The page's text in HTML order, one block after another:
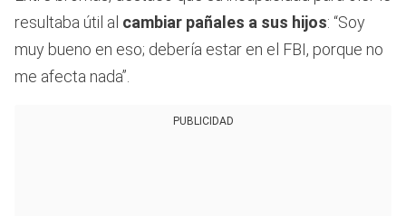
resultaba útil al cambiar pañales a sus hijos: “Soy
muy bueno en eso; debería estar en el FBI, porque no
me afecta nada”.
PUBLICIDAD